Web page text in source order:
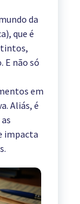
da
que é
E não só
em
Aliás, é
impacta